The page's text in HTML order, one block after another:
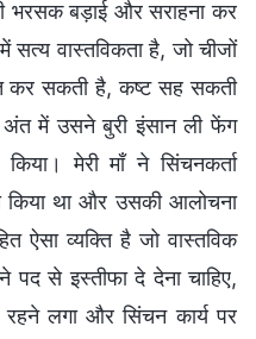
बड़ाई और सराहना कर
वास्तविकता है, जो चीजों
कर सकती है, कष्ट सह सकती
में उसने बुरी इंसान ली फेंग
मेरी माँ ने सिंचनकर्ता
था और उसकी आलोचना
ऐसा व्यक्ति है जो वास्तविक
से इस्तीफा दे देना चाहिए,
लगा और सिंचन कार्य पर